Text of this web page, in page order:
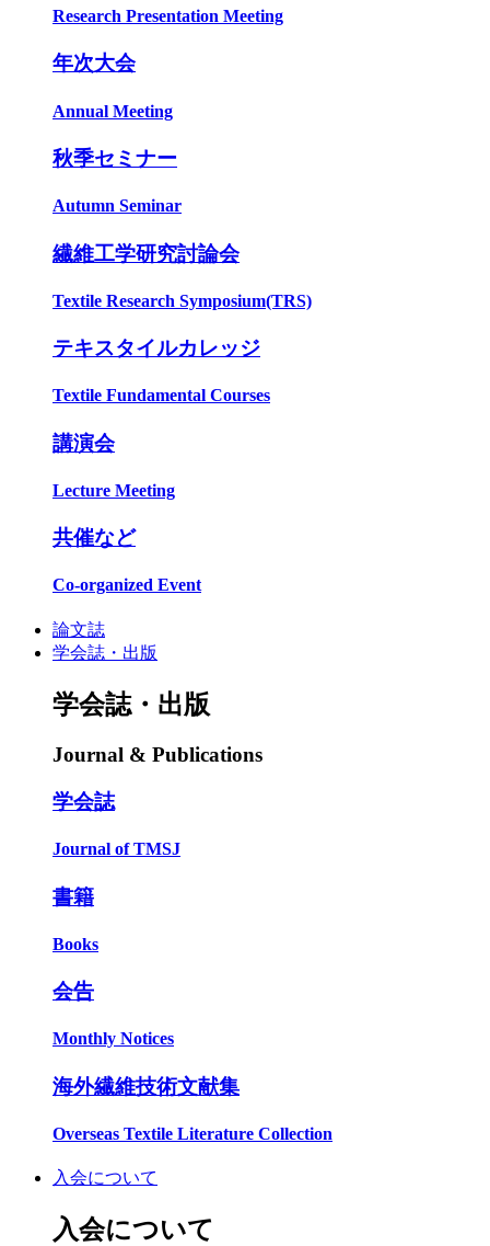
Research Presentation Meeting
年次大会
Annual Meeting
秋季セミナー
Autumn Seminar
繊維工学研究討論会
Textile Research Symposium(TRS)
テキスタイルカレッジ
Textile Fundamental Courses
講演会
Lecture Meeting
共催など
Co-organized Event
論文誌
学会誌・出版
学会誌・出版
Journal & Publications
学会誌
Journal of TMSJ
書籍
Books
会告
Monthly Notices
海外繊維技術文献集
Overseas Textile Literature Collection
入会について
入会について